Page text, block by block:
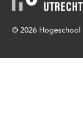
© 2026 Hogeschool